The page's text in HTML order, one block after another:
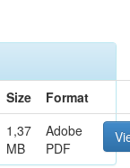
Size
Format
1,37
MB
Adobe
PDF